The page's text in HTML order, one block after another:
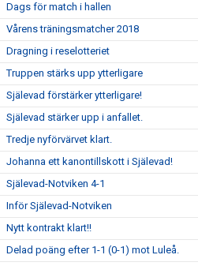
Dags för match i hallen
Vårens träningsmatcher 2018
Dragning i reselotteriet
Truppen stärks upp ytterligare
Själevad förstärker ytterligare!
Själevad stärker upp i anfallet.
Tredje nyförvärvet klart.
Johanna ett kanontillskott i Själevad!
Själevad-Notviken 4-1
Inför Själevad-Notviken
Nytt kontrakt klart!!
Delad poäng efter 1-1 (0-1) mot Luleå.